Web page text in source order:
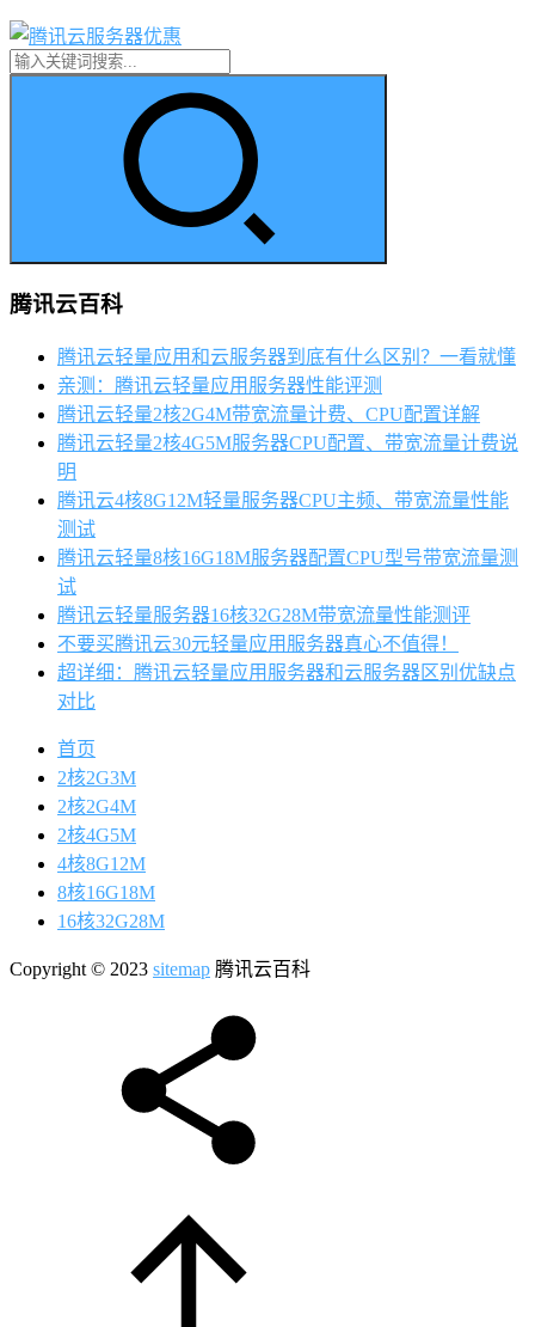
腾讯云百科
腾讯云轻量应用和云服务器到底有什么区别？一看就懂
亲测：腾讯云轻量应用服务器性能评测
腾讯云轻量2核2G4M带宽流量计费、CPU配置详解
腾讯云轻量2核4G5M服务器CPU配置、带宽流量计费说
明
腾讯云4核8G12M轻量服务器CPU主频、带宽流量性能
测试
腾讯云轻量8核16G18M服务器配置CPU型号带宽流量测
试
腾讯云轻量服务器16核32G28M带宽流量性能测评
不要买腾讯云30元轻量应用服务器真心不值得！
超详细：腾讯云轻量应用服务器和云服务器区别优缺点
对比
首页
2核2G3M
2核2G4M
2核4G5M
4核8G12M
8核16G18M
16核32G28M
Copyright © 2023 sitemap 腾讯云百科